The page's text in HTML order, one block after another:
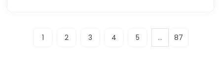
1 2 3 4 5 ... 87